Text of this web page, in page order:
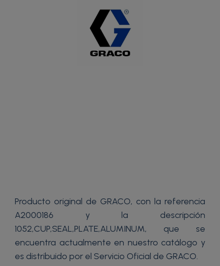
Producto original de GRACO, con la referencia
A2000186 y la descripción
1052,CUP,SEAL,PLATE,ALUMINUM, que se
encuentra actualmente en nuestro catálogo y
es distribuido por el Servicio Oficial de GRACO.